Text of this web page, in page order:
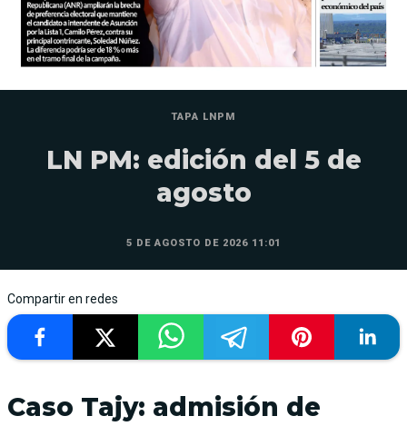
TAPA LNPM
LN PM: edición del 5 de
agosto
5 DE AGOSTO DE 2026 11:01
Compartir en redes
Caso Tajy: admisión de